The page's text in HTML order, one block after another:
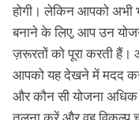
होगी। लेकिन आपको अभी
बनाने के लिए, आप उन
ज़रूरतों को पूरा करती
आपको यह देखने में मदद
और कौन सी योजना अधिक